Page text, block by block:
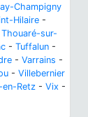
Champigny
Hilaire -
Thouaré-sur-
- Tuffalun -
- Varrains -
- Villebernier
en-Retz - Vix -